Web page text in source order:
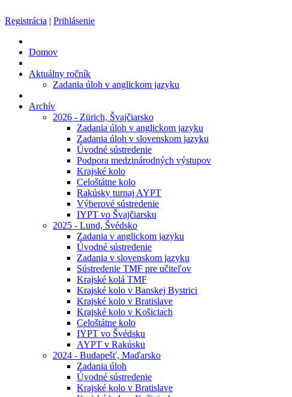
Registrácia | Prihlásenie
Domov
Aktuálny ročník
Zadania úloh v anglickom jazyku
Archív
2026 - Zürich, Švajčiarsko
Zadania úloh v anglickom jazyku
Zadania úloh v slovenskom jazyku
Úvodné sústredenie
Podpora medzinárodných výstupov
Krajské kolo
Celoštátne kolo
Rakúsky turnaj AYPT
Výberové sústredenie
IYPT vo Švajčiarsku
2025 - Lund, Švédsko
Zadania v anglickom jazyku
Úvodné sústredenie
Zadania v slovenskom jazyku
Sústredenie TMF pre učiteľov
Krajské kolá TMF
Krajské kolo v Banskej Bystrici
Krajské kolo v Bratislave
Krajské kolo v Košiciach
Celoštátne kolo
IYPT vo Švédsku
AYPT v Rakúsku
2024 - Budapešť, Maďarsko
Zadania úloh
Úvodné sústredenie
Krajské kolo v Bratislave